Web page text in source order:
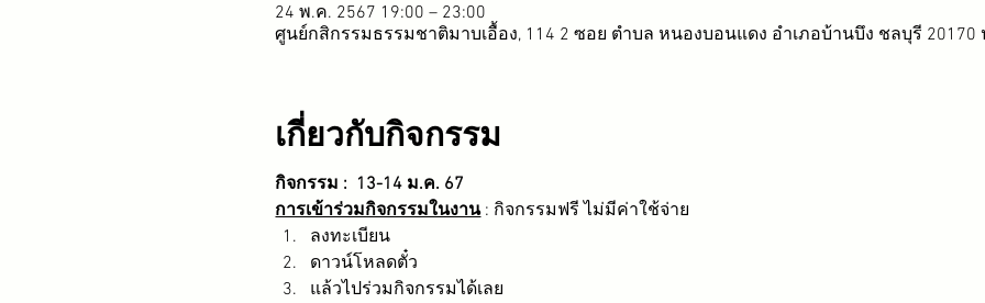
24 พ.ค. 2567 19:00 – 23:00
ศูนย์กสิกรรมธรรมชาติมาบเอื้อง, 114 2 ซอย ตำบล หนองบอนแดง อำเภอบ้านบึง ชลบุรี 20170
เกี่ยวกับกิจกรรม
กิจกรรม :  13-14 ม.ค. 67
การเข้าร่วมกิจกรรมในงาน : กิจกรรมฟรี ไม่มีค่าใช้จ่าย
ลงทะเบียน
ดาวน์โหลดตั๋ว
แล้วไปร่วมกิจกรรมได้เลย